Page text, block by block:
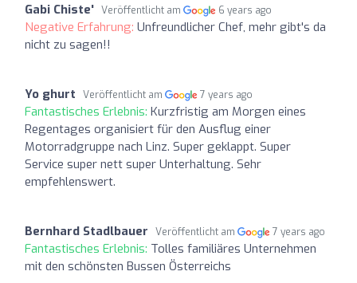
Gabi Chiste' Veröffentlicht am 6 years ago
Negative Erfahrung: Unfreundlicher Chef, mehr gibt's da
nicht zu sagen!!
Yo ghurt Veröffentlicht am 7 years ago
Fantastisches Erlebnis: Kurzfristig am Morgen eines
Regentages organisiert für den Ausflug einer
Motorradgruppe nach Linz. Super geklappt. Super
Service super nett super Unterhaltung. Sehr
empfehlenswert.
Bernhard Stadlbauer Veröffentlicht am 7 years ago
Fantastisches Erlebnis: Tolles familiäres Unternehmen
mit den schönsten Bussen Österreichs